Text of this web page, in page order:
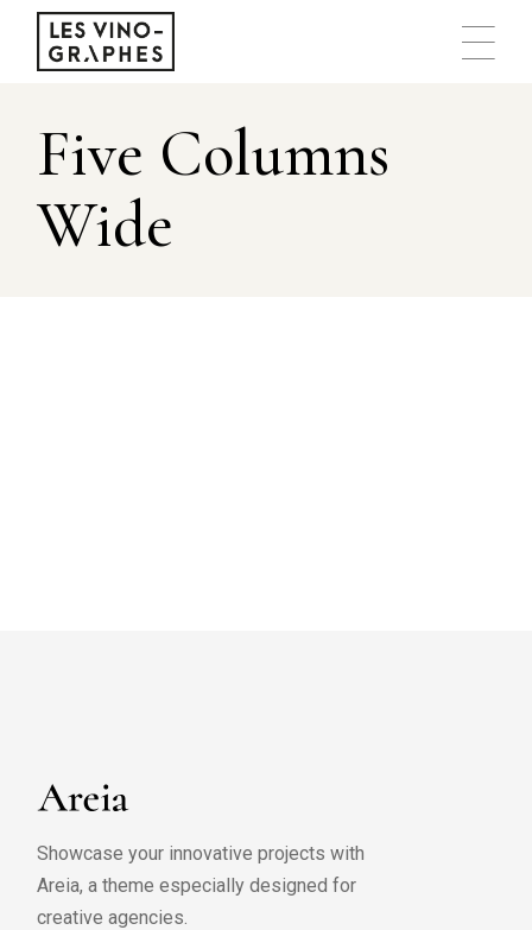
Five Columns
Wide
Showcase your innovative projects with
Areia, a theme especially designed for
creative agencies.